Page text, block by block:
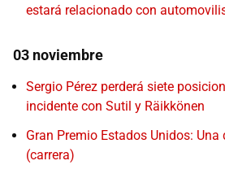
estará relacionado con
03 noviembre
Sergio Pérez perderá siete
incidente con Sutil y Räikkönen
Gran Premio Estados Unidos: Una
(carrera)